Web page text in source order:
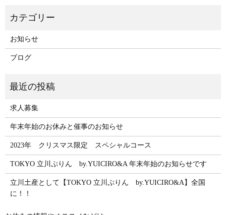
お知らせ
ブログ
求人募集
年末年始のお休みと催事のお知らせ
2023年 クリスマス限定 スペシャルコース
TOKYO 立川ぷりん by.YUICIRO&A 年末年始のお知らせです
立川土産として【TOKYO 立川ぷりん by.YUICIRO&A】全国
に！！